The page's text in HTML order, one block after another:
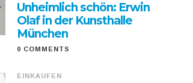
Unheimlich schön: Erwin
Olaf in der Kunsthalle
München
0 COMMENTS
EINKAUFEN